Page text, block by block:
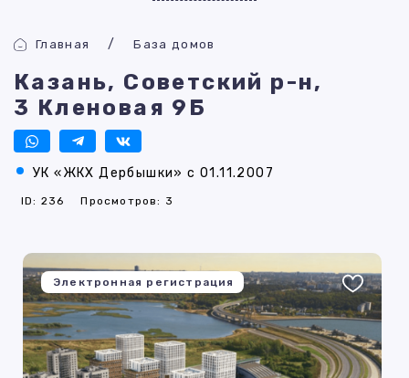
Главная База домов
Казань, Советский р-н,
3 Кленовая 9Б
УК «ЖКХ Дербышки» с 01.11.2007
ID: 236 Просмотров: 3
Электронная регистрация